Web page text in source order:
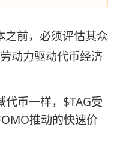
之前，必须评估其众
动力驱动代币经济
代币一样，$TAG受
推动的快速价